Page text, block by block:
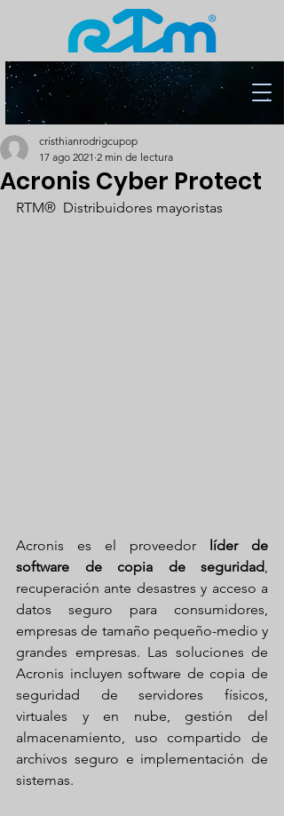
Acronis Cyber Protect
cristhianrodrigcupop
17 ago 2021 2 min de lectura
RTM®  Distribuidores mayoristas
Acronis es el proveedor líder de
software de copia de seguridad,
recuperación ante desastres y acceso a
datos seguro para consumidores,
empresas de tamaño pequeño-medio y
grandes empresas. Las soluciones de
Acronis incluyen software de copia de
seguridad de servidores físicos,
virtuales y en nube, gestión del
almacenamiento, uso compartido de
archivos seguro e implementación de
sistemas.